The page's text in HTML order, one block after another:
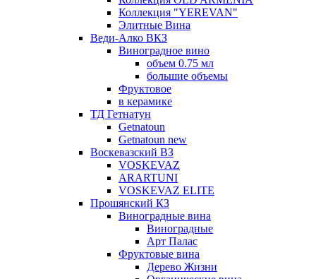
Коллекция "YEREVAN"
Элитные Вина
Веди-Алко ВКЗ
Виноградное вино
объем 0.75 мл
большие объемы
Фруктовое
в керамике
ТД Гетнатун
Getnatoun
Getnatoun new
Воскевазский ВЗ
VOSKEVAZ
ARARTUNI
VOSKEVAZ ELITE
Прошянский КЗ
Виноградные вина
Виноградные
Арт Палас
Фруктовые вина
Дерево Жизни